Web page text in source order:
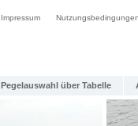
Impressum Nutzungsbedingungen
Pegelauswahl über Tabelle